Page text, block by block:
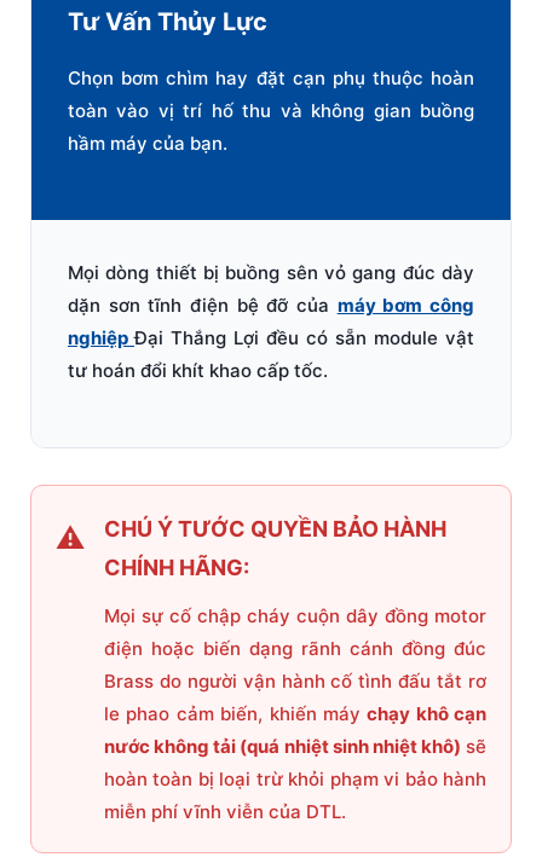
Tư Vấn Thủy Lực
Chọn bơm chìm hay đặt cạn phụ thuộc hoàn
toàn vào vị trí hố thu và không gian buồng
hầm máy của bạn.
Mọi dòng thiết bị buồng sên vỏ gang đúc dày
dặn sơn tĩnh điện bệ đỡ của máy bơm công
nghiệpĐại Thắng Lợi đều có sẵn module vật
tư hoán đổi khít khao cấp tốc.
CHÚ Ý TƯỚC QUYỀN BẢO HÀNH
CHÍNH HÃNG:
Mọi sự cố chập cháy cuộn dây đồng motor
điện hoặc biến dạng rãnh cánh đồng đúc
Brass do người vận hành cố tình đấu tắt rơ
le phao cảm biến, khiến máychạy khô cạn
nước không tải (quá nhiệt sinh nhiệt khô) sẽ
hoàn toàn bị loại trừ khỏi phạm vi bảo hành
miễn phí vĩnh viễn của DTL.